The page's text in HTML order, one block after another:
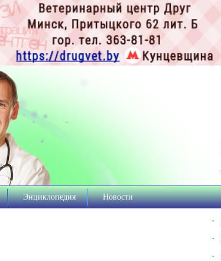
Энциклопедия Новости